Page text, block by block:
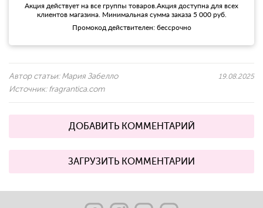
Акция действует на все группы товаров.Акция доступна для всех
клиентов магазина. Минимальная сумма заказа 5 000 руб.
Промокод действителен: бессрочно
Автор статьи: Мария Забелло
Источник: fragrantica.com
19.08.2025
ДОБАВИТЬ КОММЕНТАРИЙ
ЗАГРУЗИТЬ КОММЕНТАРИИ